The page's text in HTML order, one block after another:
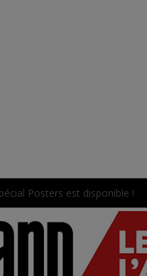
en préparation pour 2027